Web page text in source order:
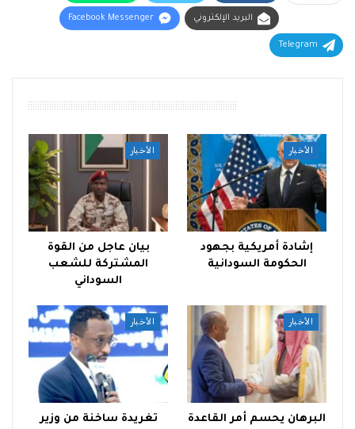
البريد الإلكتروني Facebook Messenger
Telegram
الأخبار
إشادة أمريكية بجهود
الحكومة السودانية
الأخبار
بيان عاجل من القوة
المشتركة للشعب
السوداني
الأخبار
البرهان يحسم أمر القاعدة
الأخبار
تغريدة ساخنة من وزير